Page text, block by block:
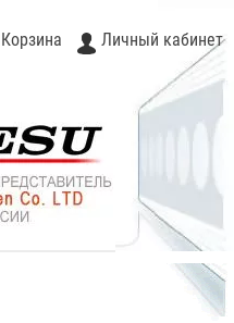
Корзина Личный кабинет